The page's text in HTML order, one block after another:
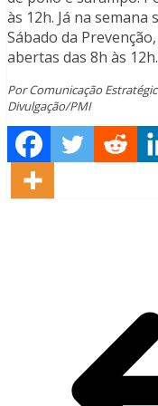
às 12h. Já na
Sábado da
abertas das 8h às 12h.
Por Comunicação
Divulgação/PMI